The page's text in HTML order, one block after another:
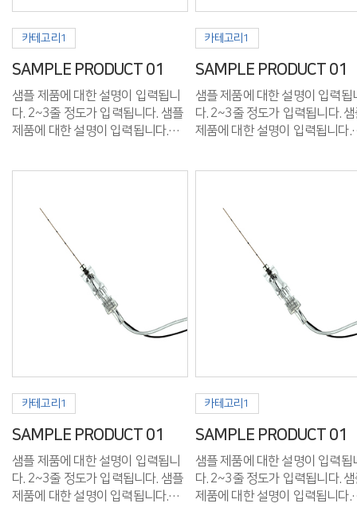
카테고리1
SAMPLE PRODUCT 01
샘플 제품에 대한 설명이 입력됩니
다. 2~3줄 정도가 입력됩니다. 샘플
제품에 대한 설명이 입력됩니다.
카테고리1
SAMPLE PRODUCT 01
샘플 제품에 대한 설명이 입력됩
다. 2~3줄 정도가 입력됩니다. 샘플
제품에 대한 설명이 입력됩니다.
카테고리1
SAMPLE PRODUCT 01
샘플 제품에 대한 설명이 입력됩니
다. 2~3줄 정도가 입력됩니다. 샘플
제품에 대한 설명이 입력됩니다.
카테고리1
SAMPLE PRODUCT 01
샘플 제품에 대한 설명이 입력됩
다. 2~3줄 정도가 입력됩니다. 샘플
제품에 대한 설명이 입력됩니다.